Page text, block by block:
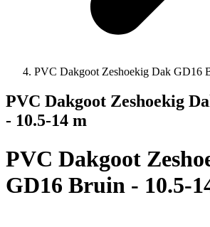
PVC Dakgoot Zeshoekig Dak GD16
PVC Dakgoot Zeshoekig
- 10.5-14 m
PVC Dakgoot
GD16 Bruin - 10.5-